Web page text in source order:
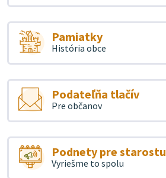
Pamiatky
História obce
Podateľňa tlačív
Pre občanov
Podnety pre starostu
Vyriešme to spolu